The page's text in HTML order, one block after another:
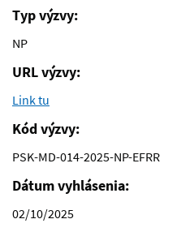
Typ výzvy:
NP
URL výzvy:
Link tu
Kód výzvy:
PSK-MD-014-2025-NP-EFRR
Dátum vyhlásenia:
02/10/2025